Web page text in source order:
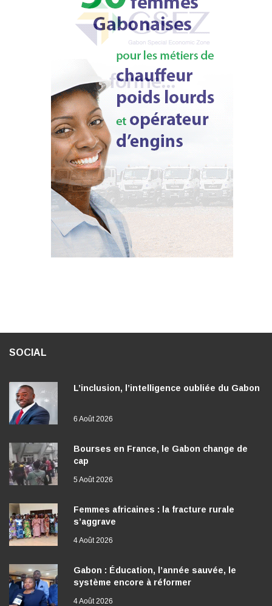
SOCIAL
L’inclusion, l’intelligence oubliée du Gabon
6 Août 2026
Bourses en France, le Gabon change de
cap
5 Août 2026
Femmes africaines : la fracture rurale
s’aggrave
4 Août 2026
Gabon : Éducation, l’année sauvée, le
système encore à réformer
4 Août 2026